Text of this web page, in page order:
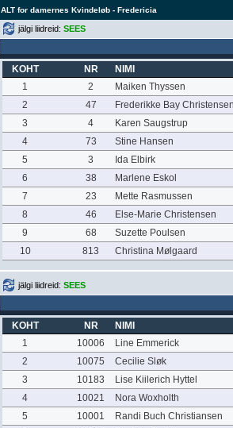
ALT for damernes Kvindeløb - Fredericia
jälgi liidreid: SEES
KOHT NR
NIMI
1
2
Maiken Thyssen
2
47
Frederikke Bay
3
4
Karen Saugstrup
4
73
Stine Hansen
5
3
Ida Elbirk
6
38
Marlene Eskol
7
23
Mette Rasmussen
8
46
Else-Marie Christensen
9
68
Suzette Poulsen
10
813 Christina Mølgaard
jälgi liidreid: SEES
KOHT NR
NIMI
1
10006
Line Emmerick
2
10075
Cecilie Sløk
3
10183
Lise Kiilerich Hyttel
4
10021
Nora Woxholth
5
10001
Randi Buch Christiansen